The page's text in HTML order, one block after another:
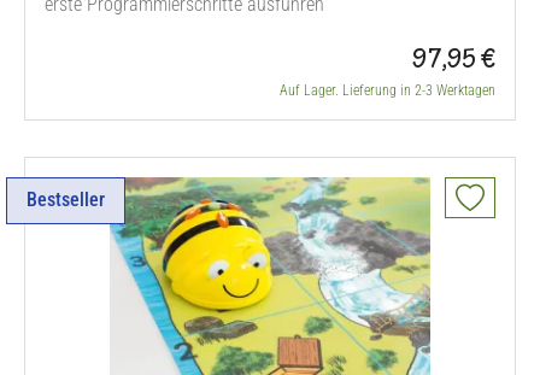
97,95 €
Auf Lager. Lieferung in 2-3 Werktagen
Bestseller